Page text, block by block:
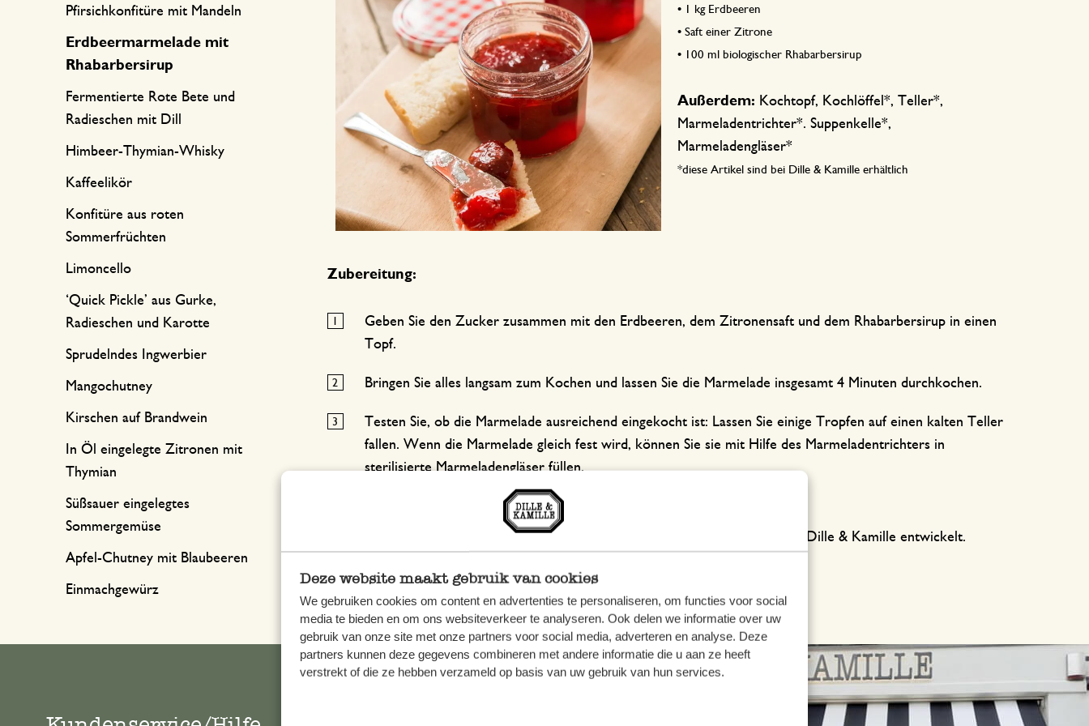
Deze website maakt gebruik van cookies
We gebruiken cookies om content en advertenties te personaliseren, om functies voor social
media te bieden en om ons websiteverkeer te analyseren. Ook delen we informatie over uw
gebruik van onze site met onze partners voor social media, adverteren en analyse. Deze
partners kunnen deze gegevens combineren met andere informatie die u aan ze heeft
verstrekt of die ze hebben verzameld op basis van uw gebruik van hun services.
Tischwäsche
Tee-Zubehör
Kaffee-Zubehör
Besteck
International kochen
Kerzenhalter
Körbe
Schreiben & Hobby
Taschen
• 1 kg Erdbeeren
• Saft einer Zitrone
• 100 ml biologischer Rhabarbersirup
Außerdem: Kochtopf, Kochlöffel*, Teller*,
Marmeladentrichter*. Suppenkelle*,
Marmeladengläser*
*diese Artikel sind bei Dille & Kamille erhältlich
Zubereitung:
Geben Sie den Zucker zusammen mit den Erdbeeren, dem Zitronensaft und dem Rhabarbersirup in einen
Topf.
Bringen Sie alles langsam zum Kochen und lassen Sie die Marmelade insgesamt 4 Minuten durchkochen.
Testen Sie, ob die Marmelade ausreichend eingekocht ist: Lassen Sie einige Tropfen auf einen kalten Teller
fallen. Wenn die Marmelade gleich fest wird, können Sie sie mit Hilfe des Marmeladentrichters in
sterilisierte Marmeladengläser füllen.
Dieses Rezept wurde von Manon van Aerschot vom Blog ‘ ‘ für Dille & Kamille entwickelt.
Pfirsichkonfitüre mit Mandeln
Erdbeermarmelade mit
Rhabarbersirup
Fermentierte Rote Bete und
Radieschen mit Dill
Himbeer-Thymian-Whisky
Kaffeelikör
Konfitüre aus roten
Sommerfrüchten
Limoncello
‘Quick Pickle’ aus Gurke,
Radieschen und Karotte
Sprudelndes Ingwerbier
Mangochutney
Kirschen auf Brandwein
In Öl eingelegte Zitronen mit
Thymian
Süßsauer eingelegtes
Sommergemüse
Apfel-Chutney mit Blaubeeren
Einmachgewürz